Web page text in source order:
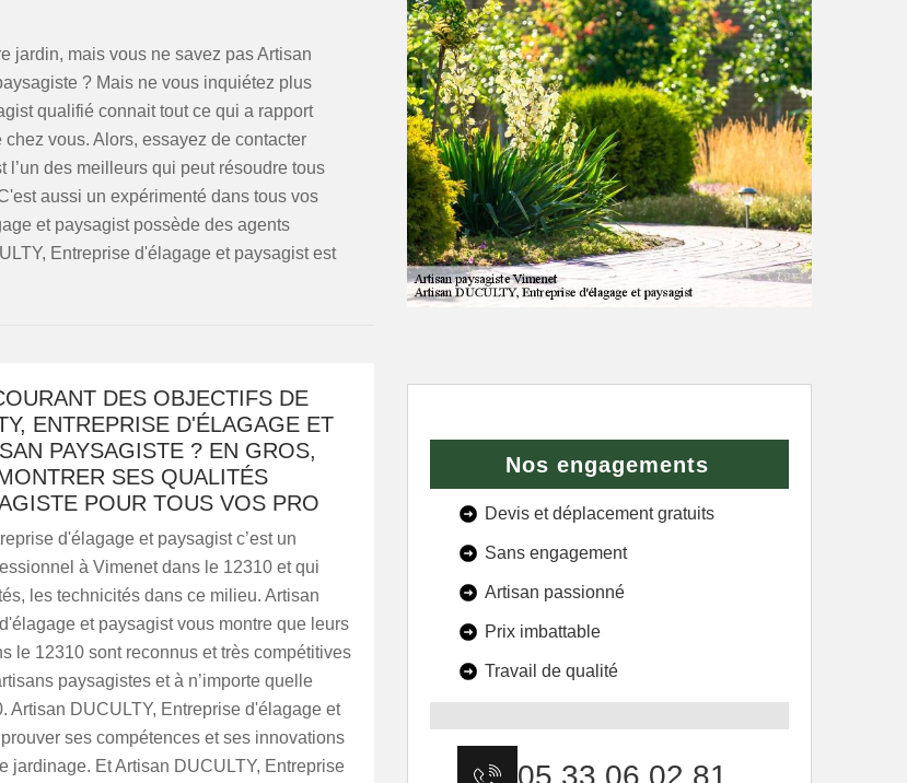
jardin, mais vous ne savez pas Artisan
? Mais ne vous inquiétez plus
qualifié connait tout ce qui a rapport
vous. Alors, essayez de contacter
des meilleurs qui peut résoudre tous
aussi un expérimenté dans tous vos
et paysagist possède des agents
Entreprise d'élagage et paysagist est
DES OBJECTIFS DE
ENTREPRISE D'ÉLAGAGE ET
PAYSAGISTE ? EN GROS,
SES QUALITÉS
POUR TOUS VOS PRO
d'élagage et paysagist c’est un
à Vimenet dans le 12310 et qui
les technicités dans ce milieu. Artisan
et paysagist vous montre que leurs
le 12310 sont reconnus et très compétitives
paysagistes et à n’importe quelle
Artisan DUCULTY, Entreprise d'élagage et
ses compétences et ses innovations
jardinage. Et Artisan DUCULTY, Entreprise
Nos engagements
Devis et déplacement gratuits
Sans engagement
Artisan passionné
Prix imbattable
Travail de qualité